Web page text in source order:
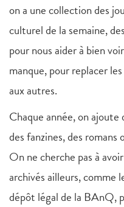
on a une collection des
culturel de la semaine,
pour nous aider à bien
manque, pour replacer
aux autres.
Chaque année, on
des fanzines, des
On ne cherche pas à
archivés ailleurs, comme
dépôt légal de la BAnQ,